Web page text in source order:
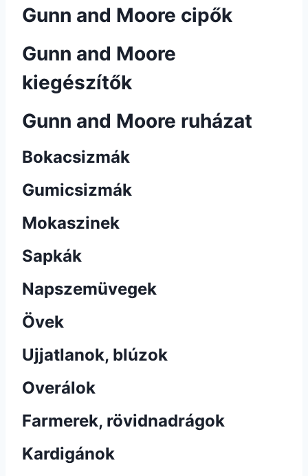
Gunn and Moore cipők
Gunn and Moore
kiegészítők
Gunn and Moore ruházat
Bokacsizmák
Gumicsizmák
Mokaszinek
Sapkák
Napszemüvegek
Övek
Ujjatlanok, blúzok
Overálok
Farmerek, rövidnadrágok
Kardigánok